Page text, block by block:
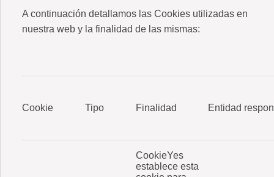
A continuación detallamos las Cookies utilizadas en
nuestra web y la finalidad de las mismas:
Cookie Tipo Finalidad Entidad
CookieYes
establece esta